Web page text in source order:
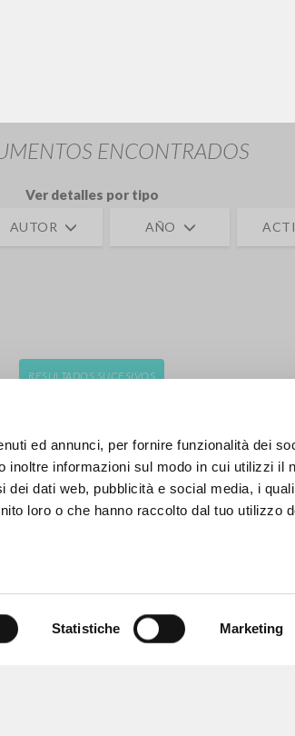
ed annunci, per fornire funzionalità dei
inoltre informazioni sul modo in cui utilizzi il
dati web, pubblicità e social media, i
loro o che hanno raccolto dal tuo utilizzo
Statistiche Marketing
ENCONTRADOS
Ver detalles por tipo
AUTOR AÑO
RESULTADOS SUCESIVOS
IDIOMA